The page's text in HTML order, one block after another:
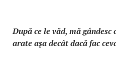
După ce le văd, mă
arate aşa decât dacă fac